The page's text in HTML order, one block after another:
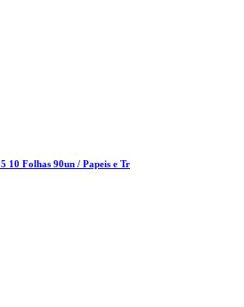
10 Folhas 90un / Papeis e Tr